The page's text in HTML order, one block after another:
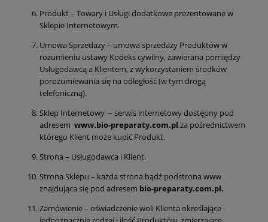
Produkt – Towary i Usługi dodatkowe prezentowane w
Sklepie Internetowym.
Umowa Sprzedaży – umowa sprzedaży Produktów w
rozumieniu ustawy Kodeks cywilny, zawierana pomiędzy
Usługodawcą a Klientem, z wykorzystaniem środków
porozumiewania się na odległość (w tym drogą
telefoniczną).
Sklep Internetowy – serwis internetowy dostępny pod
adresem www.bio-preparaty.com.pl za pośrednictwem
którego Klient może kupić Produkt.
Strona – Usługodawca i Klient.
Strona Sklepu – każda strona bądź podstrona www
znajdująca się pod adresem bio-preparaty.com.pl.
Zamówienie – oświadczenie woli Klienta określające